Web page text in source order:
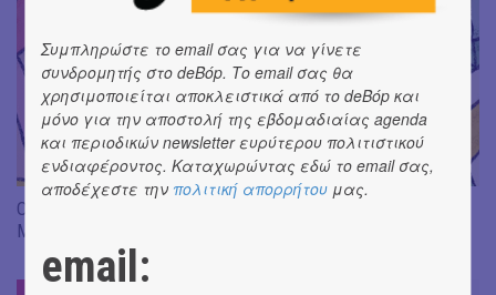
Οι δασκάλες είναι πλάσματα που κατοικούν στα σχολεία |
Μια τρυφερή και ξεκαρδιστική ιστορία γεμάτη φαντασία
Συμπληρώστε το email σας για να γίνετε
συνδρομητής στο deBόp. Το email σας θα
χρησιμοποιείται αποκλειστικά από το deBόp και
μόνο για την αποστολή της εβδομαδιαίας agenda
και περιοδικών newsletter ευρύτερου πολιτιστικού
ενδιαφέροντος. Καταχωρώντας εδώ το email σας,
αποδέχεστε την πολιτική απορρήτου μας.
email: